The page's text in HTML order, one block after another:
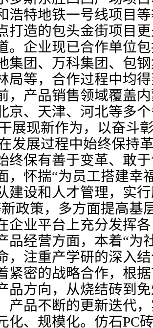
浩特地铁一号线项目
打造的包头金街项目
。企业现已合作单位
集团、万科集团、包
局等，合作过程中均
，产品销售领域覆盖
京、天津、河北等多
展现新作为，以奋斗
发展过程中始终保持
终保有善于变革、敢
，怀揣“为员工搭建幸
建设和人才管理，实
政策，多方面提高基
企业平台上充分发挥
品经营方面，本着“为
，注重产学研的深入
紧密的战略合作，根
品方向，从烧结砖到
产品不断的更新迭代
化、规模化。仿石PC